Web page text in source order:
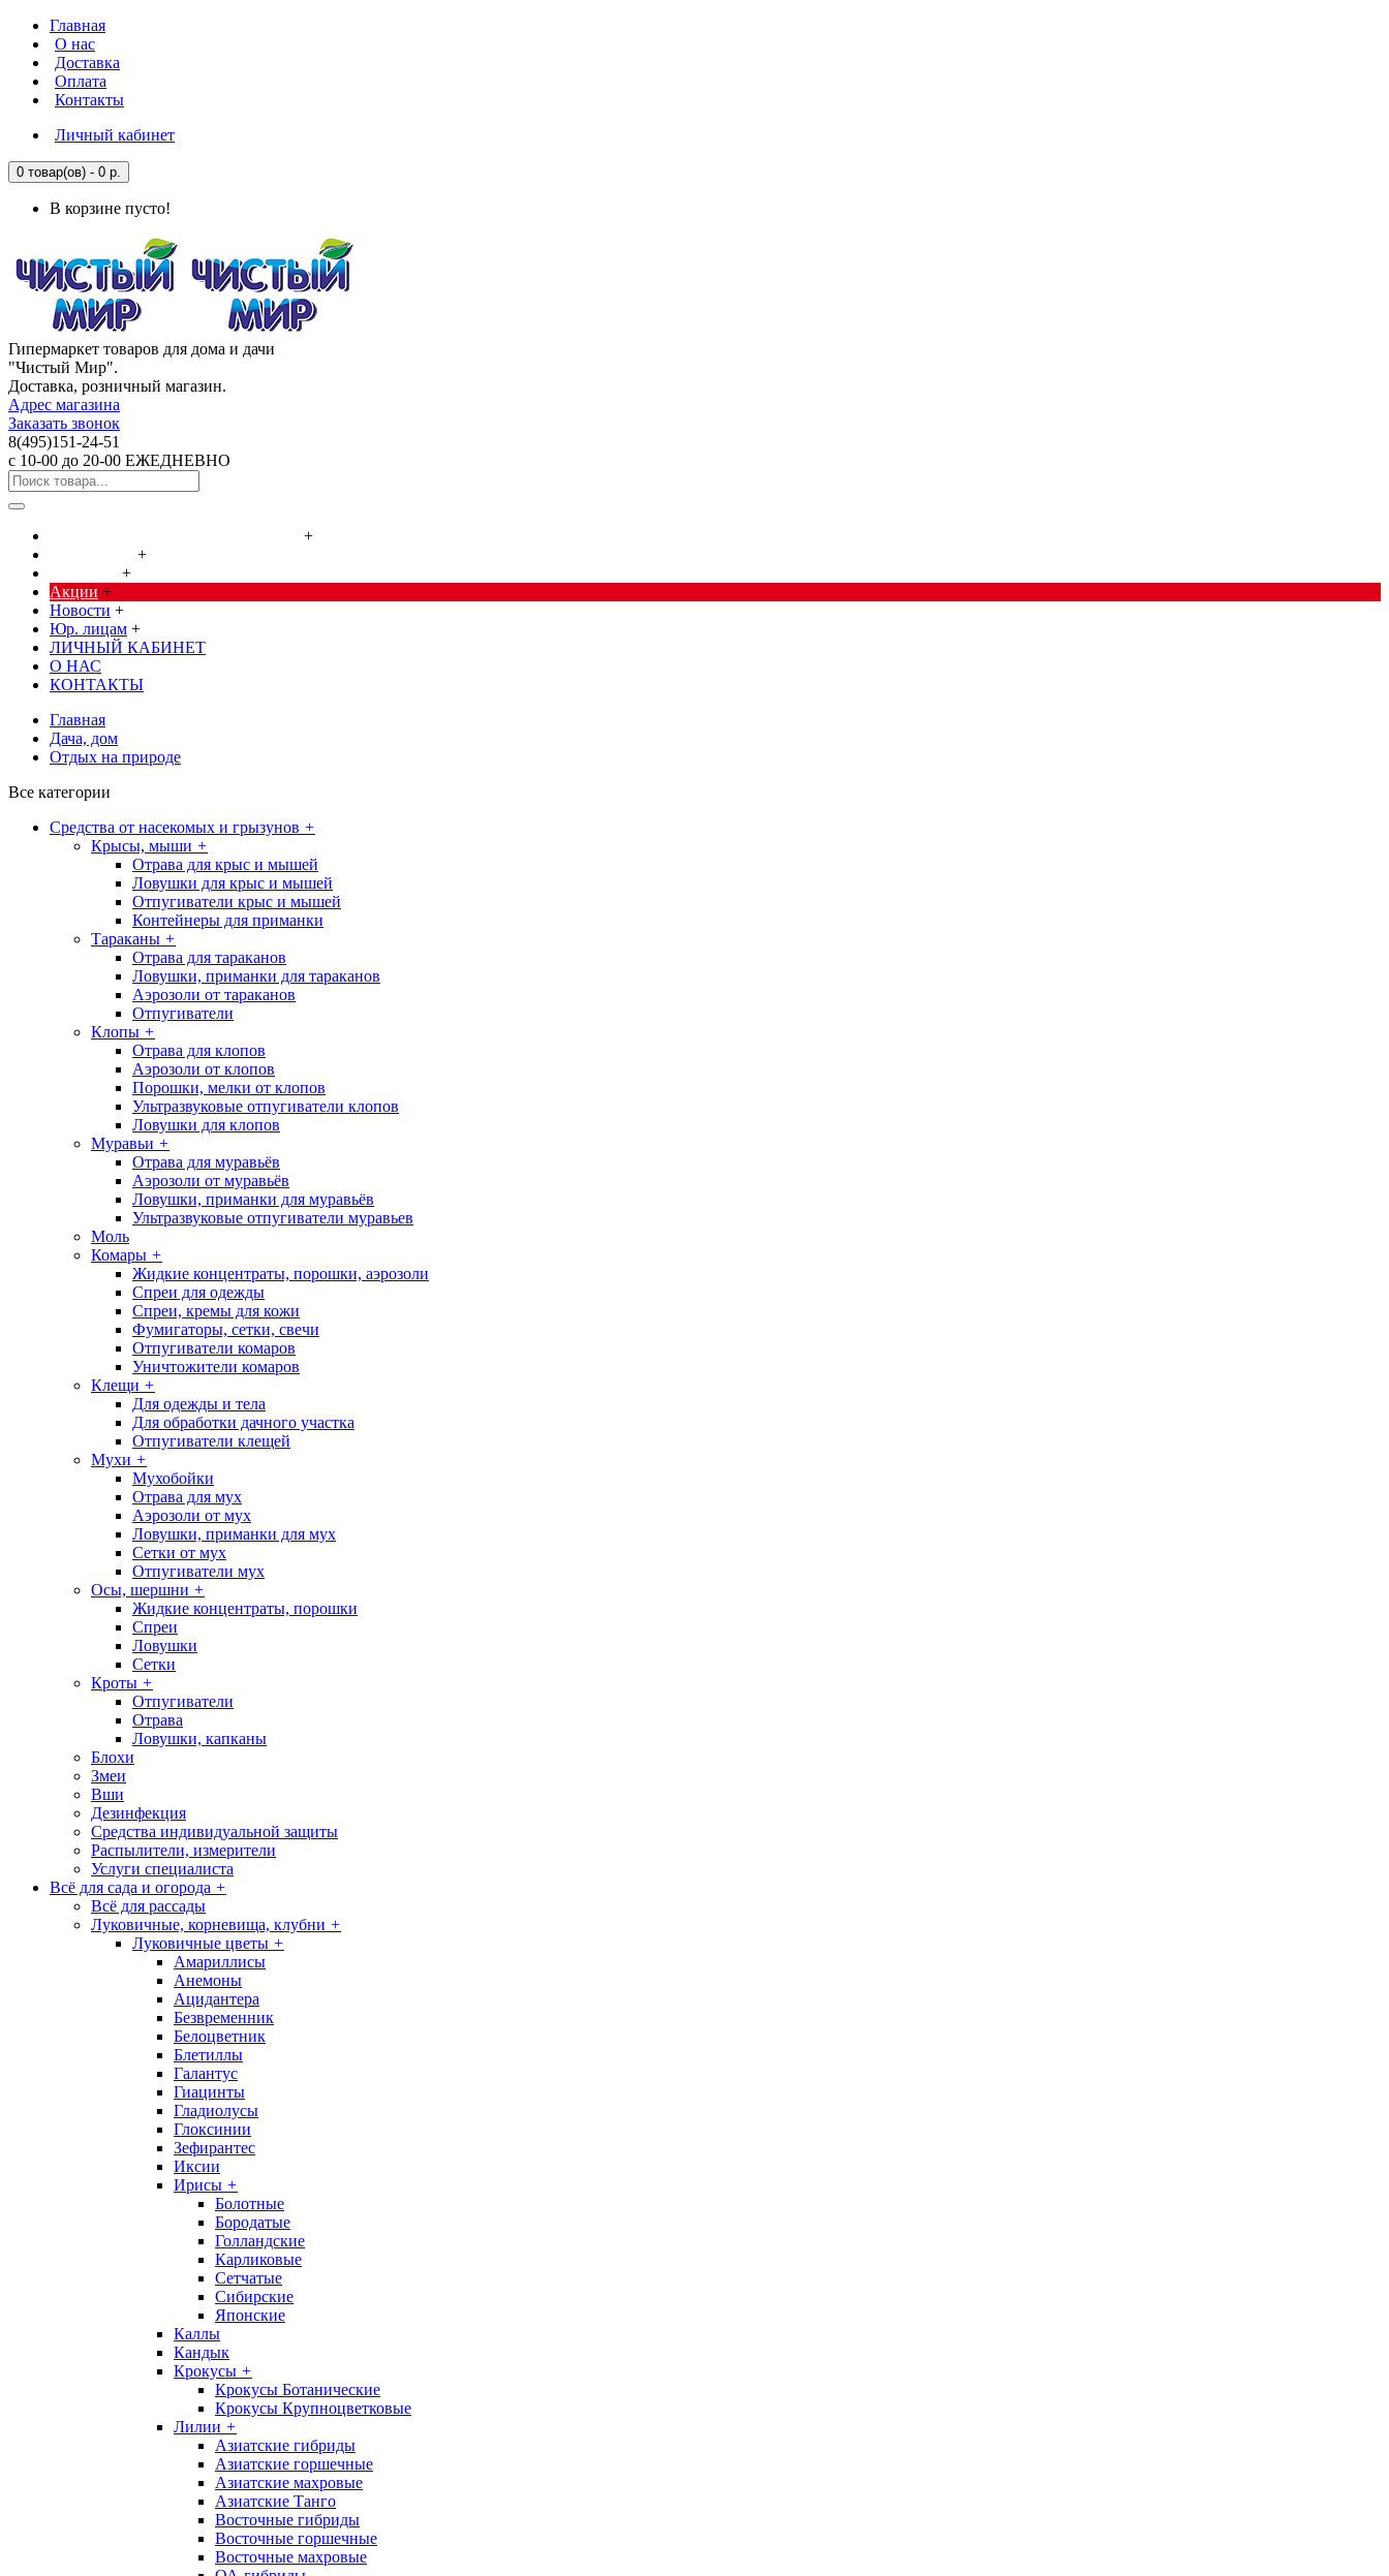
Главная
О нас
Доставка
Оплата
Контакты
Личный кабинет
0 товар(ов) - 0 р.
В корзине пусто!
Гипермаркет товаров для дома и дачи
"Чистый Мир".
Доставка, розничный магазин.
Адрес магазина
Заказать звонок
8(495)151-24-51
с 10-00 до 20-00 ЕЖЕДНЕВНО
+
+
+
Акции +
Новости +
Юр. лицам +
ЛИЧНЫЙ КАБИНЕТ
О НАС
КОНТАКТЫ
Главная
Дача, дом
Отдых на природе
Все категории
Cредства от насекомых и грызунов +
Крысы, мыши +
Отрава для крыс и мышей
Ловушки для крыс и мышей
Отпугиватели крыс и мышей
Контейнеры для приманки
Тараканы +
Отрава для тараканов
Ловушки, приманки для тараканов
Аэрозоли от тараканов
Отпугиватели
Клопы +
Отрава для клопов
Аэрозоли от клопов
Порошки, мелки от клопов
Ультразвуковые отпугиватели клопов
Ловушки для клопов
Муравьи +
Отрава для муравьёв
Аэрозоли от муравьёв
Ловушки, приманки для муравьёв
Ультразвуковые отпугиватели муравьев
Моль
Комары +
Жидкие концентраты, порошки, аэрозоли
Спреи для одежды
Спреи, кремы для кожи
Фумигаторы, сетки, свечи
Отпугиватели комаров
Уничтожители комаров
Клещи +
Для одежды и тела
Для обработки дачного участка
Отпугиватели клещей
Мухи +
Мухобойки
Отрава для мух
Аэрозоли от мух
Ловушки, приманки для мух
Сетки от мух
Отпугиватели мух
Осы, шершни +
Жидкие концентраты, порошки
Спреи
Ловушки
Сетки
Кроты +
Отпугиватели
Отрава
Ловушки, капканы
Блохи
Змеи
Вши
Дезинфекция
Средства индивидуальной защиты
Распылители, измерители
Услуги специалиста
Всё для сада и огорода +
Всё для рассады
Луковичные, корневища, клубни +
Луковичные цветы +
Амариллисы
Анемоны
Ацидантера
Безвременник
Белоцветник
Блетиллы
Галантус
Гиацинты
Гладиолусы
Глоксинии
Зефирантес
Иксии
Ирисы +
Болотные
Бородатые
Голландские
Карликовые
Сетчатые
Сибирские
Японские
Каллы
Кандык
Крокусы +
Крокусы Ботанические
Крокусы Крупноцветковые
Лилии +
Азиатские гибриды
Азиатские горшечные
Азиатские махровые
Азиатские Танго
Восточные гибриды
Восточные горшечные
Восточные махровые